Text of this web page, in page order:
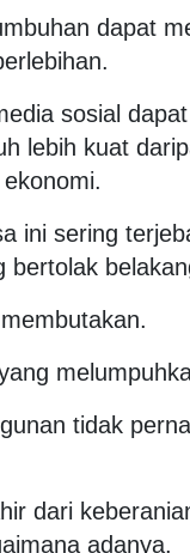
dapat
sosial
lebih kuat
ini sering
bertolak
tidak
dari
adanya.